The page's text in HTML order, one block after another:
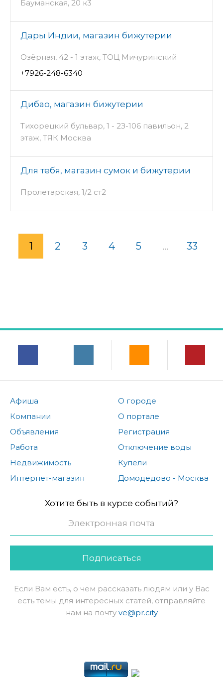
Бауманская, 20 к3
Дары Индии, магазин бижутерии
Озёрная, 42 - 1 этаж, ТОЦ Мичуринский
+7926-248-6340
Дибао, магазин бижутерии
Тихорецкий бульвар, 1 - 2З-106 павильон, 2
этаж, ТЯК Москва
Для тебя, магазин сумок и бижутерии
Пролетарская, 1/2 ст2
1 2 3 4 5 ... 33
Афиша
Компании
Объявления
Работа
Недвижимость
Интернет-магазин
О городе
О портале
Регистрация
Отключение воды
Купели
Домодедово - Москва
Хотите быть в курсе событий?
Подписаться
Если Вам есть, о чем рассказать людям или у Вас
есть темы для интересных статей, отправляйте
нам на почту ve@pr.city